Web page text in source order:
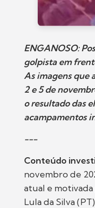
ENGANOSO:
golpista em
As imagens que
2 e 5 de
o resultado das
acampamentos
---
Conteúdo
novembro de
atual e
Lula da Silva